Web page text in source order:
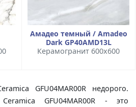
Амадео темный / Amadeo
Dark GP40AMD13L
Керамогранит 600x600
GFU04MAR00R недорого.
GFU04MAR00R - это